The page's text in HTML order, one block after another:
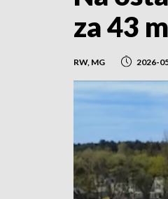
za 43
RW, MG 2026-